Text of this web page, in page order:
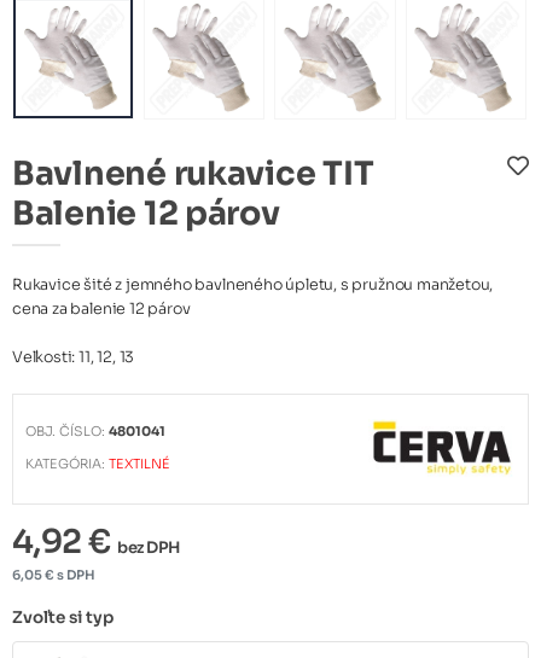
Bavlnené rukavice TIT
Balenie 12 párov
Rukavice šité z jemného bavlneného úpletu, s pružnou manžetou,
cena za balenie 12 párov
Veľkosti: 11, 12, 13
OBJ. ČÍSLO:4801041
KATEGÓRIA:TEXTILNÉ
4,92 € bez DPH
6,05 € s DPH
Zvoľte si typ